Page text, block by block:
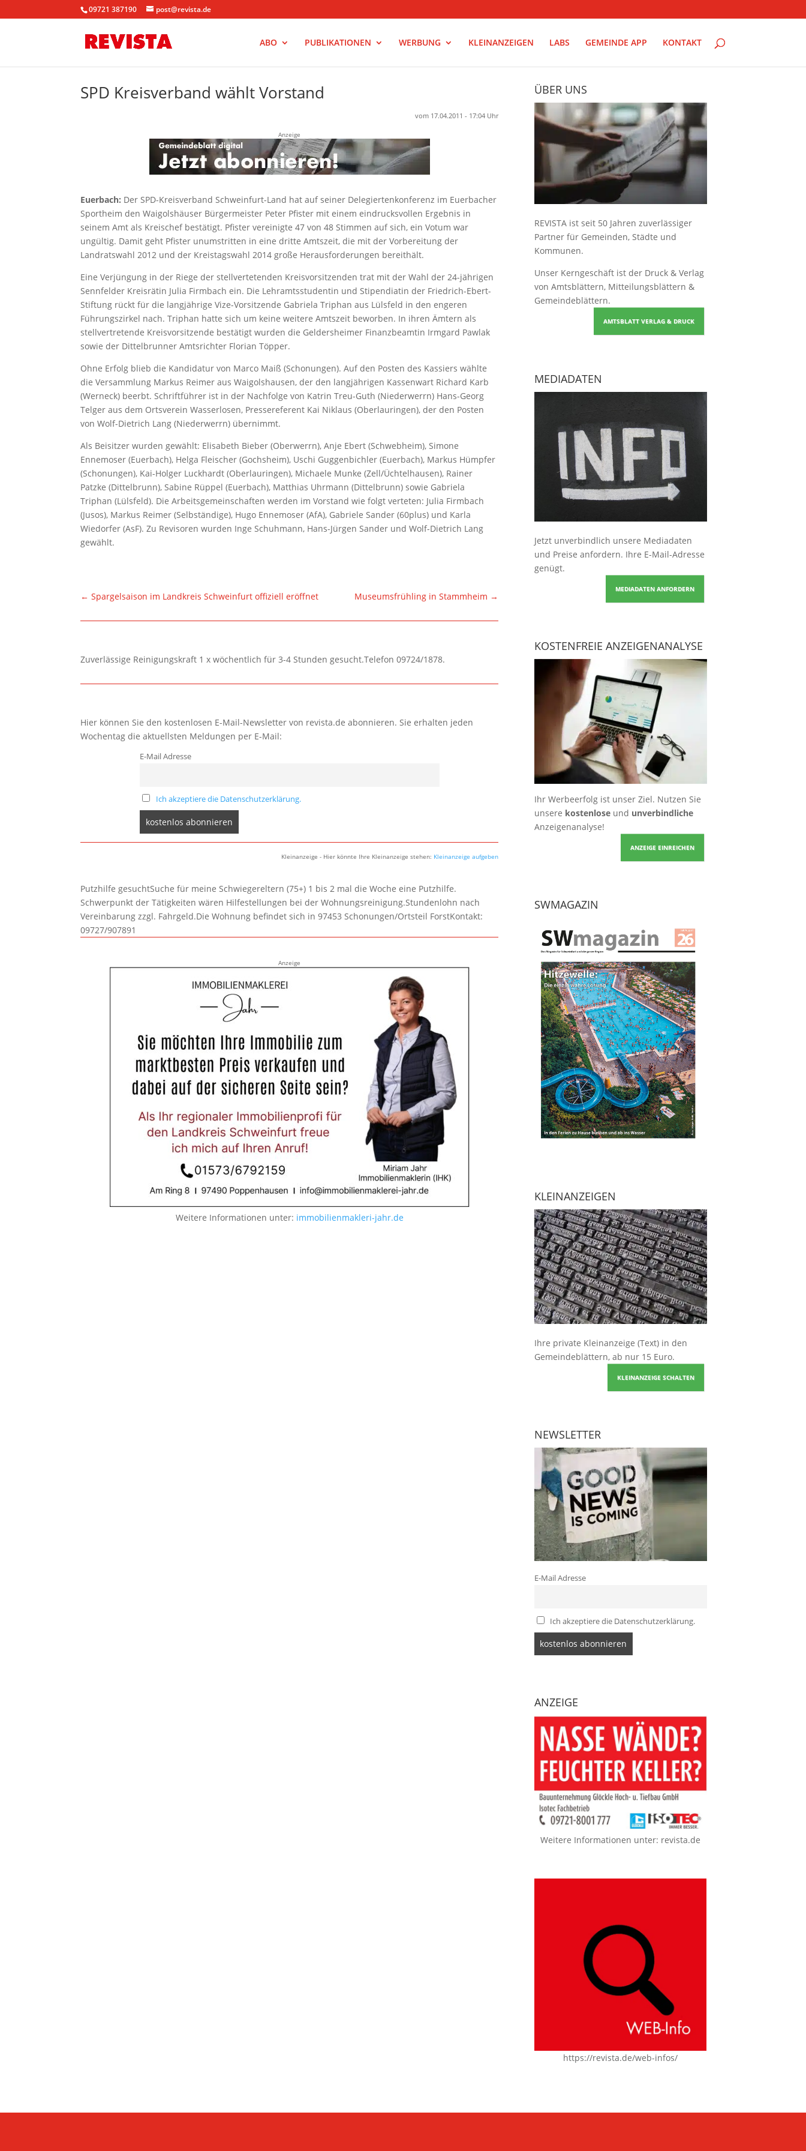
09721 387190 post@revista.de
ABO PUBLIKATIONEN WERBUNG KLEINANZEIGEN LABS GEMEINDE APP KONTAKT
SPD Kreisverband wählt Vorstand
vom 17.04.2011 - 17:04 Uhr
Anzeige
Euerbach: Der SPD-Kreisverband Schweinfurt-Land hat auf seiner Delegiertenkonferenz im Euerbacher
Sportheim den Waigolshäuser Bürgermeister Peter Pfister mit einem eindrucksvollen Ergebnis in
seinem Amt als Kreischef bestätigt. Pfister vereinigte 47 von 48 Stimmen auf sich, ein Votum war
ungültig. Damit geht Pfister unumstritten in eine dritte Amtszeit, die mit der Vorbereitung der
Landratswahl 2012 und der Kreistagswahl 2014 große Herausforderungen bereithält.
Eine Verjüngung in der Riege der stellvertetenden Kreisvorsitzenden trat mit der Wahl der 24-jährigen
Sennfelder Kreisrätin Julia Firmbach ein. Die Lehramtsstudentin und Stipendiatin der Friedrich-Ebert-
Stiftung rückt für die langjährige Vize-Vorsitzende Gabriela Triphan aus Lülsfeld in den engeren
Führungszirkel nach. Triphan hatte sich um keine weitere Amtszeit beworben. In ihren Ämtern als
stellvertretende Kreisvorsitzende bestätigt wurden die Geldersheimer Finanzbeamtin Irmgard Pawlak
sowie der Dittelbrunner Amtsrichter Florian Töpper.
Ohne Erfolg blieb die Kandidatur von Marco Maiß (Schonungen). Auf den Posten des Kassiers wählte
die Versammlung Markus Reimer aus Waigolshausen, der den langjährigen Kassenwart Richard Karb
(Werneck) beerbt. Schriftführer ist in der Nachfolge von Katrin Treu-Guth (Niederwerrn) Hans-Georg
Telger aus dem Ortsverein Wasserlosen, Pressereferent Kai Niklaus (Oberlauringen), der den Posten
von Wolf-Dietrich Lang (Niederwerrn) übernimmt.
Als Beisitzer wurden gewählt: Elisabeth Bieber (Oberwerrn), Anje Ebert (Schwebheim), Simone
Ennemoser (Euerbach), Helga Fleischer (Gochsheim), Uschi Guggenbichler (Euerbach), Markus Hümpfer
(Schonungen), Kai-Holger Luckhardt (Oberlauringen), Michaele Munke (Zell/Üchtelhausen), Rainer
Patzke (Dittelbrunn), Sabine Rüppel (Euerbach), Matthias Uhrmann (Dittelbrunn) sowie Gabriela
Triphan (Lülsfeld). Die Arbeitsgemeinschaften werden im Vorstand wie folgt verteten: Julia Firmbach
(Jusos), Markus Reimer (Selbständige), Hugo Ennemoser (AfA), Gabriele Sander (60plus) und Karla
Wiedorfer (AsF). Zu Revisoren wurden Inge Schuhmann, Hans-Jürgen Sander und Wolf-Dietrich Lang
gewählt.
←Spargelsaison im Landkreis Schweinfurt offiziell eröffnet Museumsfrühling in Stammheim →
Zuverlässige Reinigungskraft 1 x wöchentlich für 3-4 Stunden gesucht.Telefon 09724/1878.
Hier können Sie den kostenlosen E-Mail-Newsletter von revista.de abonnieren. Sie erhalten jeden
Wochentag die aktuellsten Meldungen per E-Mail:
E-Mail Adresse
Ich akzeptiere die Datenschutzerklärung.
Kleinanzeige - Hier könnte Ihre Kleinanzeige stehen: Kleinanzeige aufgeben
Putzhilfe gesuchtSuche für meine Schwiegereltern (75+) 1 bis 2 mal die Woche eine Putzhilfe.
Schwerpunkt der Tätigkeiten wären Hilfestellungen bei der Wohnungsreinigung.Stundenlohn nach
Vereinbarung zzgl. Fahrgeld.Die Wohnung befindet sich in 97453 Schonungen/Ortsteil ForstKontakt:
09727/907891
Anzeige
Weitere Informationen unter: immobilienmakleri-jahr.de
ÜBER UNS
REVISTA ist seit 50 Jahren zuverlässiger
Partner für Gemeinden, Städte und
Kommunen.
Unser Kerngeschäft ist der Druck & Verlag
von Amtsblättern, Mitteilungsblättern &
Gemeindeblättern.
AMTSBLATT VERLAG & DRUCK
MEDIADATEN
Jetzt unverbindlich unsere Mediadaten
und Preise anfordern. Ihre E-Mail-Adresse
genügt.
MEDIADATEN ANFORDERN
KOSTENFREIE ANZEIGENANALYSE
Ihr Werbeerfolg ist unser Ziel. Nutzen Sie
unsere kostenloseund unverbindliche
Anzeigenanalyse!
ANZEIGE EINREICHEN
SWMAGAZIN
KLEINANZEIGEN
Ihre private Kleinanzeige (Text) in den
Gemeindeblättern, ab nur 15 Euro.
KLEINANZEIGE SCHALTEN
NEWSLETTER
E-Mail Adresse
Ich akzeptiere die Datenschutzerklärung.
ANZEIGE
Weitere Informationen unter: revista.de
https://revista.de/web-infos/